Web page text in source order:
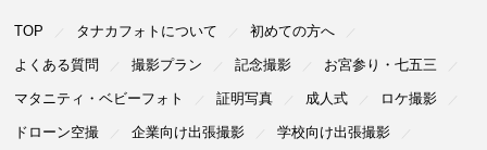
TOP タナカフォトについて 初めての⽅へ
よくある質問 撮影プラン 記念撮影 お宮参り・七五三
マタニティ・ベビーフォト 証明写真 成⼈式 ロケ撮影
ドローン空撮 企業向け出張撮影 学校向け出張撮影